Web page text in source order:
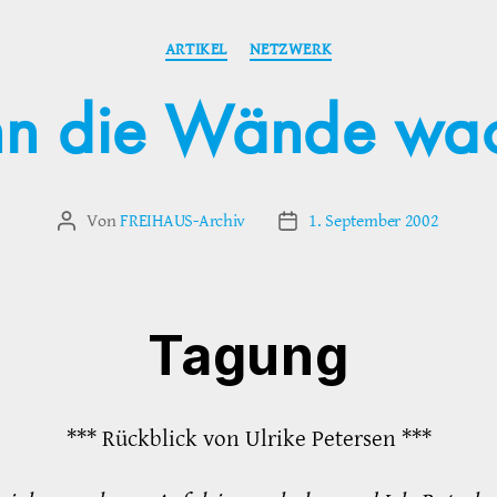
Kategorien
ARTIKEL NETZWERK
die Wände
Beitragsautor
VonFREIHAUS-Archiv Veröffentlichungsdatum
1. September 2002
Tagung
*** Rückblick von Ulrike Petersen ***